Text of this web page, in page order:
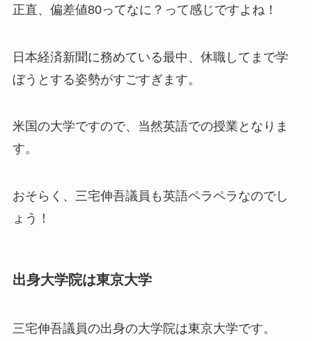
正直、偏差値80ってなに？って感じですよね！
日本経済新聞に務めている最中、休職してまで学
ぼうとする姿勢がすごすぎます。
米国の大学ですので、当然英語での授業となりま
す。
おそらく、三宅伸吾議員も英語ペラペラなのでし
ょう！
出身大学院は東京大学
三宅伸吾議員の出身の大学院は東京大学です。